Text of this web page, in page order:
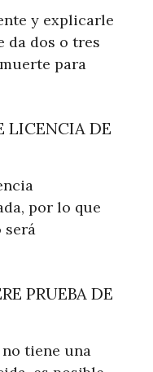
y explicarle
da dos o tres
para
LICENCIA DE
por lo que
será
PRUEBA DE
no tiene una